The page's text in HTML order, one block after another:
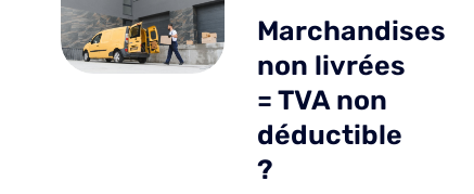
Marchandises
non livrées
= TVA non
déductible
?